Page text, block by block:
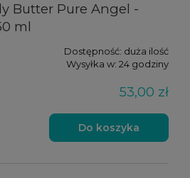
Butter Pure Angel -
ml
Dostępność: duża ilość
Wysyłka w: 24 godziny
53,00 zł
Do koszyka